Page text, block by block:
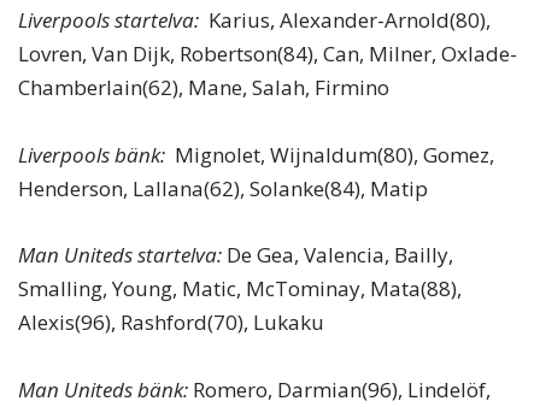
Liverpools startelva: Karius, Alexander-Arnold(80),
Lovren, Van Dijk, Robertson(84), Can, Milner, Oxlade-
Chamberlain(62), Mane, Salah, Firmino
Liverpools bänk: Mignolet, Wijnaldum(80), Gomez,
Henderson, Lallana(62), Solanke(84), Matip
Man Uniteds startelva: De Gea, Valencia, Bailly,
Smalling, Young, Matic, McTominay, Mata(88),
Alexis(96), Rashford(70), Lukaku
Man Uniteds bänk: Romero, Darmian(96), Lindelöf,